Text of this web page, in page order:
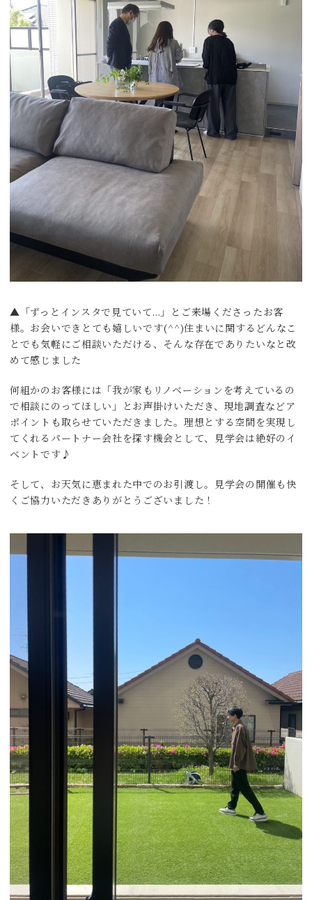
▲「ずっとインスタで見ていて…」とご来場くださったお客
様。お会いできとても嬉しいです(^^)住まいに関するどんなこ
とでも気軽にご相談いただける、そんな存在でありたいなと改
めて感じました
何組かのお客様には「我が家もリノベーションを考えているの
で相談にのってほしい」とお声掛けいただき、現地調査などア
ポイントも取らせていただきました。理想とする空間を実現し
てくれるパートナー会社を探す機会として、見学会は絶好のイ
ベントです♪
そして、お天気に恵まれた中でのお引渡し。見学会の開催も快
くご協力いただきありがとうございました！